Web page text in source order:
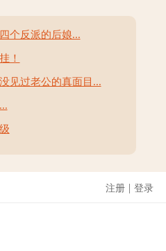
个反派的后娘...
！
见过老公的真面目...
注册 | 登录